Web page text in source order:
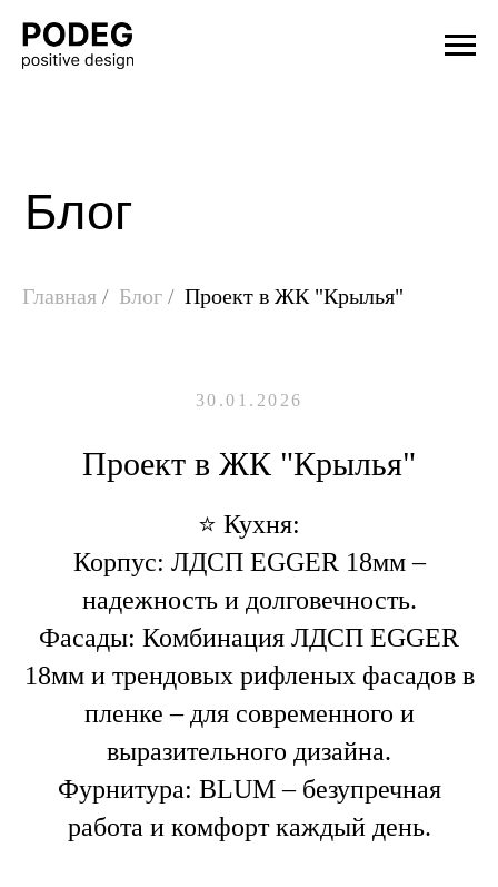
Главная / Блог / Проект в ЖК "Крылья"
30.01.2026
Проект в ЖК "Крылья"
⭐️ Кухня:
Корпус: ЛДСП EGGER 18мм –
надежность и долговечность.
Фасады: Комбинация ЛДСП EGGER
18мм и трендовых рифленых фасадов в
пленке – для современного и
выразительного дизайна.
Фурнитура: BLUM – безупречная
работа и комфорт каждый день.